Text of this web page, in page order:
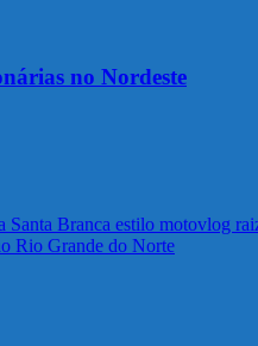
no Nordeste
Santa Branca estilo motovlog
Rio Grande do Norte